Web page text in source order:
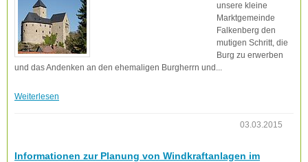
unsere kleine
Marktgemeinde
Falkenberg den
mutigen Schritt, die
Burg zu erwerben
und das Andenken an den ehemaligen Burgherrn und...
Weiterlesen
03.03.2015
Informationen zur Planung von Windkraftanlagen im